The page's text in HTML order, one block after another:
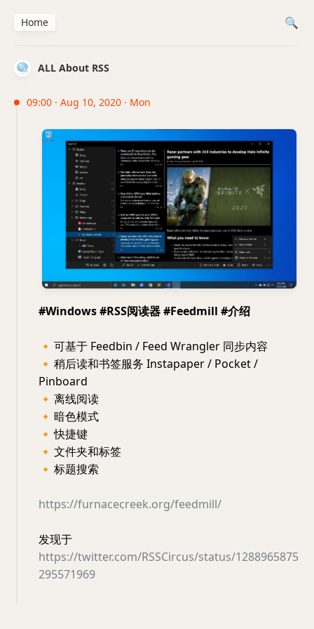
ALL About RSS
09:00 · Aug 10, 2020 · Mon
#Windows #RSS阅读器 #Feedmill #介绍
🔸 可基于 Feedbin / Feed Wrangler 同步内容
🔸 稍后读和书签服务 Instapaper / Pocket /
Pinboard
🔸 离线阅读
🔸 暗色模式
🔸 快捷键
🔸 文件夹和标签
🔸 标题搜索
https://furnacecreek.org/feedmill/
发现于
https://twitter.com/RSSCircus/status/1288965875
295571969
Home